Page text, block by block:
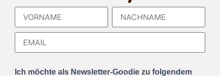
Ich möchte als Newsletter-Goodie zu folgendem